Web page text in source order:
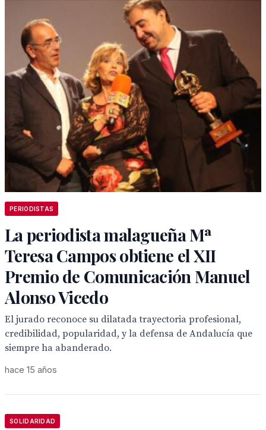
PERIODISTAS
La periodista malagueña Mª
Teresa Campos obtiene el XII
Premio de Comunicación Manuel
Alonso Vicedo
El jurado reconoce su dilatada trayectoria profesional,
credibilidad, popularidad, y la defensa de Andalucía que
siempre ha abanderado.
hace 15 años
SOLIDARIDAD